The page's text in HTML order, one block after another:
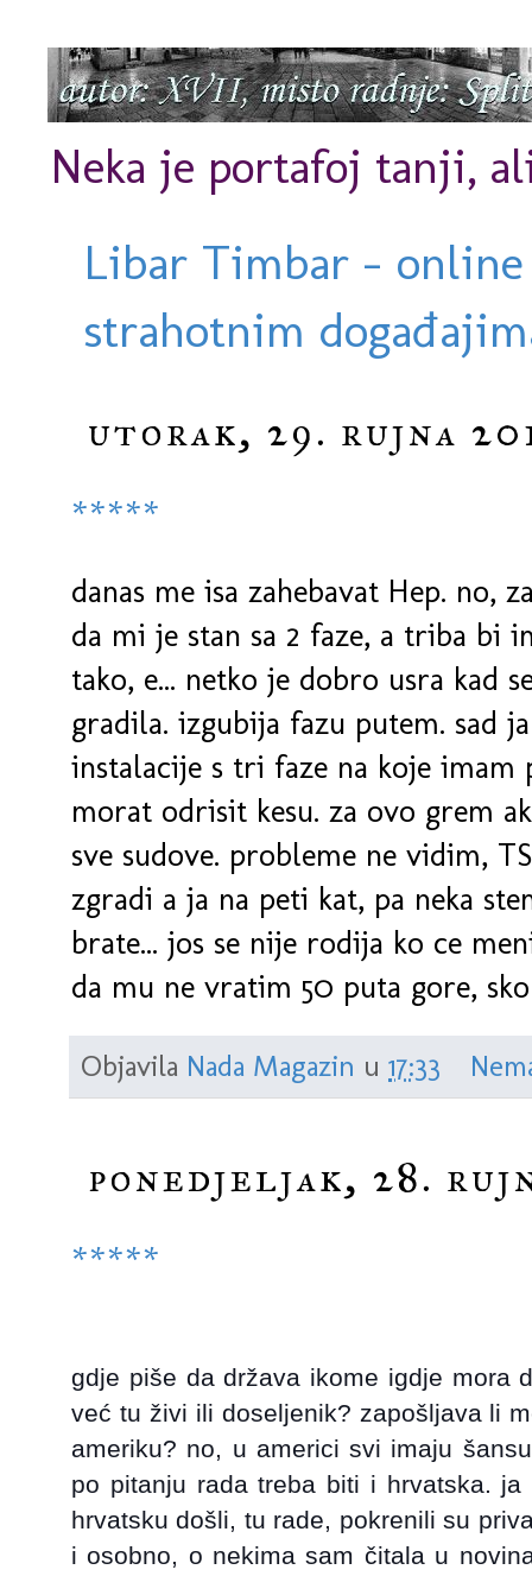
Neka je portafoj tanji,
Libar Timbar -
strahotnim
utorak, 29. rujna
*****
danas me isa zahebavat Hep. no,
da mi je stan sa 2 faze, a triba bi
tako, e... netko je dobro usra kad
gradila. izgubija fazu putem. sad
instalacije s tri faze na koje imam
morat odrisit kesu. za ovo grem
sve sudove. probleme ne vidim,
zgradi a ja na peti kat, pa neka
brate... jos se nije rodija ko ce
da mu ne vratim 50 puta gore,
Objavila Nada Magazin u 17:33
ponedjeljak, 28.
*****
gdje piše da država ikome igdje mora
već tu živi ili doseljenik? zapošljava li
ameriku? no, u americi svi imaju
po pitanju rada treba biti i hrvatska.
hrvatsku došli, tu rade, pokrenili su
i osobno, o nekima sam čitala u